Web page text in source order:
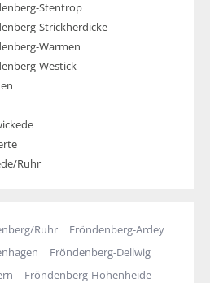
Stentrop
Strickherdicke
Warmen
Westick
Ruhr
Ruhr
Fröndenberg-Ardey
Fröndenberg-Dellwig
Fröndenberg-Hohenheide